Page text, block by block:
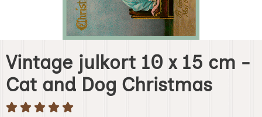
Vintage julkort 10 x 15 cm -
Cat and Dog Christmas